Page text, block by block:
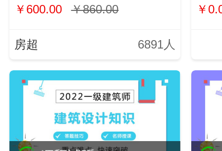
￥600.00 ￥860.00
房超 6891人
￥